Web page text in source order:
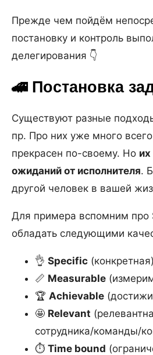
Прежде чем пойдём
постановку и контроль
делегирования 👇
🚄 Постановка
Существуют разные
пр. Про них уже много
прекрасен по-своему. Но
ожиданий от исполнителя.
другой человек в вашей
Для примера вспомним про
обладать следующими
👌 Specific
📏 Measurable
🏆 Achievable
🤩 Relevant
сотрудника/команды/
⏱️ Time bound